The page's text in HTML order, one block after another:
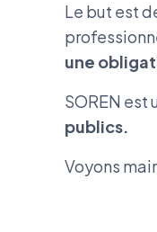
Le but est
une
SOREN est
publics.
Voyons